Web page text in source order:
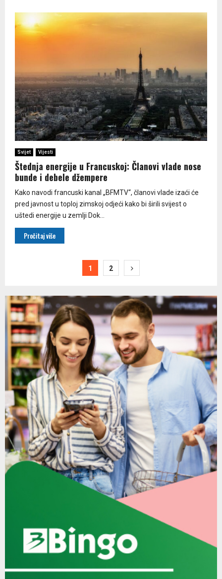
Svijet Vijesti
Štednja energije u Francuskoj: Članovi vlade nose
bunde i debele džempere
Kako navodi francuski kanal „BFMTV“, članovi vlade izaći će
pred javnost u toploj zimskoj odjeći kako bi širili svijest o
uštedi energije u zemlji Dok...
Pročitaj više
1 2